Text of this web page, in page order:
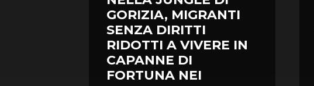
GORIZIA, MIGRANTI
SENZA DIRITTI
RIDOTTI A VIVERE IN
CAPANNE DI
FORTUNA NEI